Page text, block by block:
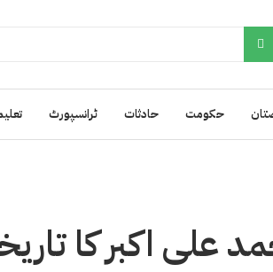
ٹرانسپورٹ حادثات حکومت
علی اکبر کا